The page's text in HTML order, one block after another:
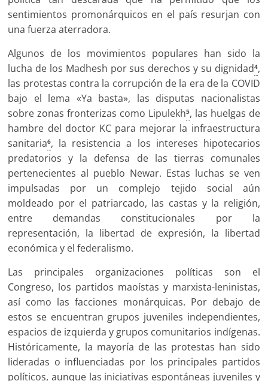
sentimientos promonárquicos en el país resurjan con
una fuerza aterradora.
Algunos de los movimientos populares han sido la
lucha de los Madhesh por sus derechos y su dignidad4,
las protestas contra la corrupción de la era de la COVID
bajo el lema «Ya basta», las disputas nacionalistas
sobre zonas fronterizas como Lipulekh5, las huelgas de
hambre del doctor KC para mejorar la infraestructura
sanitaria6, la resistencia a los intereses hipotecarios
predatorios y la defensa de las tierras comunales
pertenecientes al pueblo Newar. Estas luchas se ven
impulsadas por un complejo tejido social aún
moldeado por el patriarcado, las castas y la religión,
entre demandas constitucionales por la
representación, la libertad de expresión, la libertad
económica y el federalismo.
Las principales organizaciones políticas son el
Congreso, los partidos maoístas y marxista-leninistas,
así como las facciones monárquicas. Por debajo de
estos se encuentran grupos juveniles independientes,
espacios de izquierda y grupos comunitarios indígenas.
Históricamente, la mayoría de las protestas han sido
lideradas o influenciadas por los principales partidos
políticos, aunque las iniciativas espontáneas juveniles y